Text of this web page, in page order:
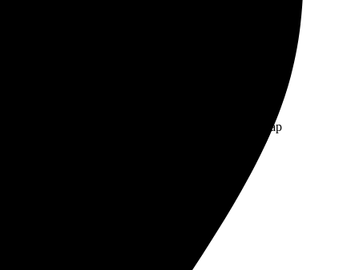
на холсте, качественный результат — товар